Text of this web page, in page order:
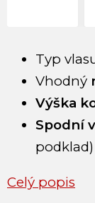
Typ
Vhodný
Výška
Spodní
podklad)
Celý popis